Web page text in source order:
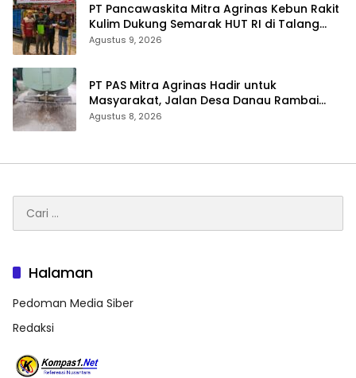
‎PT Pancawaskita Mitra Agrinas Kebun Rakit
Kulim Dukung Semarak HUT RI di Talang
Perigi
Agustus 9, 2026
‎PT PAS Mitra Agrinas Hadir untuk
Masyarakat, Jalan Desa Danau Rambai
Dirawat dan Disiram
Agustus 8, 2026
untuk:
Halaman
Pedoman Media Siber
Redaksi